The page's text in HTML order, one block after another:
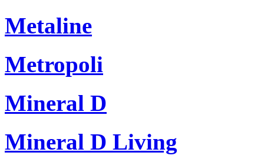
Metaline
Metropoli
Mineral D
Mineral D Living